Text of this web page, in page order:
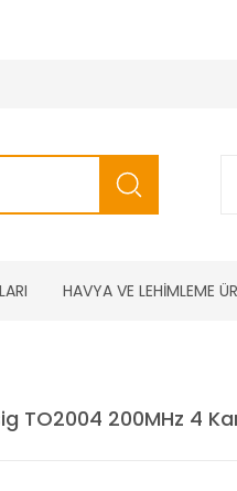
HAVYA VE LEHİMLEME
TO2004 200MHz 4